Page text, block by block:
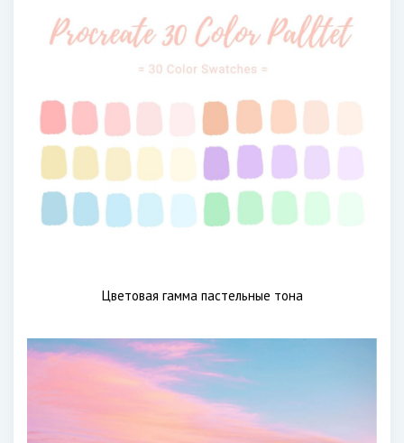
Цветовая гамма пастельные тона